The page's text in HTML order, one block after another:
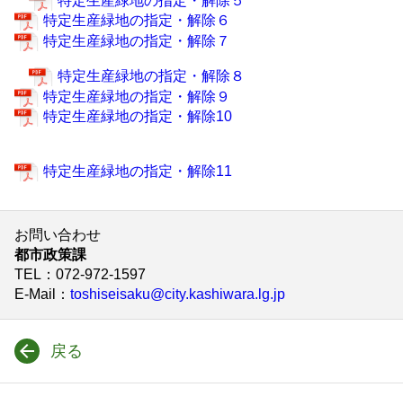
特定生産緑地の指定・解除６
特定生産緑地の指定・解除７
特定生産緑地の指定・解除８
特定生産緑地の指定・解除９
特定生産緑地の指定・解除10
特定生産緑地の指定・解除11
お問い合わせ
都市政策課
TEL ：072-972-1597
E-Mail
： toshiseisaku@city.kashiwara.lg.jp
戻る